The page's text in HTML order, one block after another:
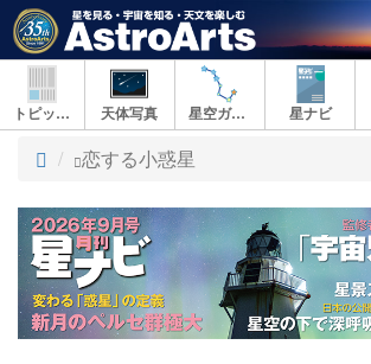
トピックス 天体写真 星空ガイド 星ナビ
ト
プ
恋する小惑星